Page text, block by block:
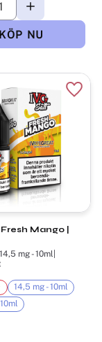
Mango |
14,5 mg - 10ml